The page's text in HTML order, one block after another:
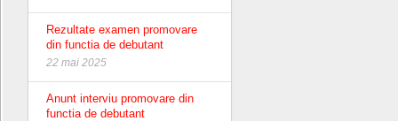
Rezultate examen promovare
din functia de debutant
22 mai 2025
Anunt interviu promovare din
functia de debutant